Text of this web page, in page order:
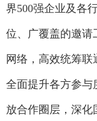
界500强企业及各
位、广覆盖的邀请
网络，高效统筹联
全面提升各方参与
放合作圈层，深